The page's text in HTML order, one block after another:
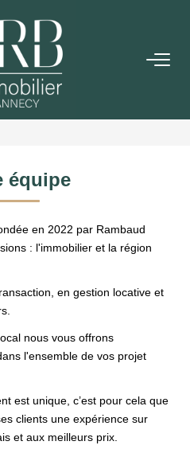
SON BIEN
AGENCE
équipe
en 2022 par Rambaud
: l'immobilier et la région
en gestion locative et
nous vous offrons
l'ensemble de vos projet
est unique, c’est pour cela que
clients une expérience sur
et aux meilleurs prix.